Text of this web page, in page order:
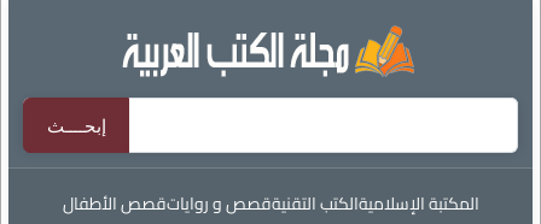
المكتبة الإسلاميةالكتب التقنيةقصص و رواياتقصص الأطفال